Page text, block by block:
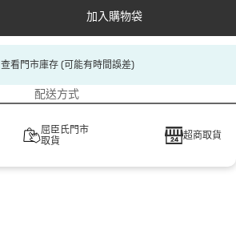
加入購物袋
查看門市庫存 (可能有時間誤差)
配送方式
屈臣氏門市
取貨
超商取貨